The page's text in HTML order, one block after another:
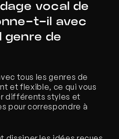
vocal de
t-il avec
genre de
tous les genres de
et flexible, ce qui vous
différents styles et
pour correspondre à